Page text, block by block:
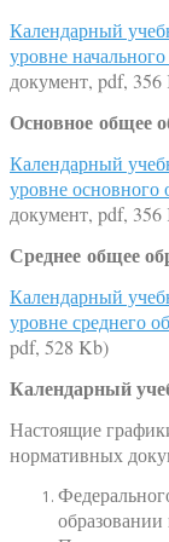
Календарный
уровне
документ, pdf, 356
Основное общее
Календарный
уровне основного
документ, pdf, 356
Среднее общее
Календарный
уровне среднего
pdf, 528 Kb)
Календарный
Настоящие
нормативных